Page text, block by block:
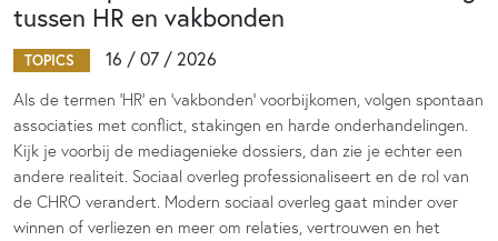
tussen HR en vakbonden
TOPICS 16 / 07 / 2026
Als de termen 'HR' en 'vakbonden' voorbijkomen, volgen spontaan
associaties met conflict, stakingen en harde onderhandelingen.
Kijk je voorbij de mediagenieke dossiers, dan zie je echter een
andere realiteit. Sociaal overleg professionaliseert en de rol van
de CHRO verandert. Modern sociaal overleg gaat minder over
winnen of verliezen en meer om relaties, vertrouwen en het